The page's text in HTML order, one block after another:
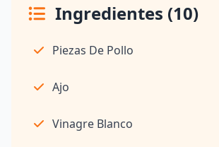
Ingredientes (10)
Piezas De Pollo
Ajo
Vinagre Blanco